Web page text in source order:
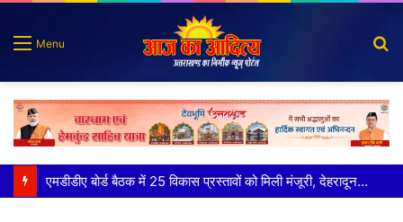
Menu
कृष्णा हाउसकीपिंग के मालिक दीपक जायसवाल विनोद नौटियाल आदि पर मुकदमा दर्ज